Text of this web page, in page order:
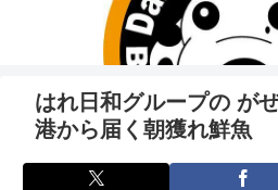
はれ日和グループの が
港から届く朝獲れ鮮魚